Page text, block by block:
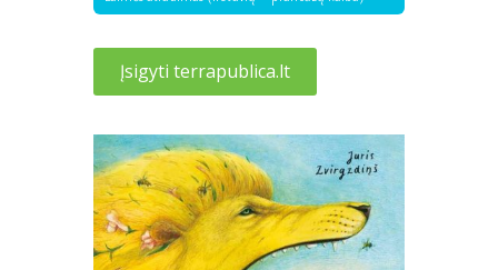
Įsigyti terrapublica.lt